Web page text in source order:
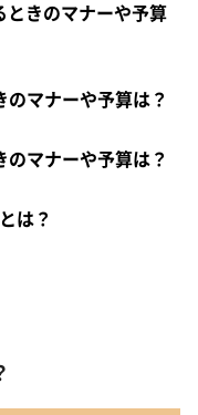
ときのマナーや予算
マナーや予算は？
マナーや予算は？
は？